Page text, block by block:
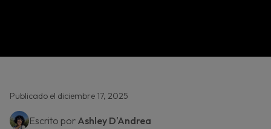
Publicado el diciembre 17, 2025
Escrito por Ashley D'Andrea